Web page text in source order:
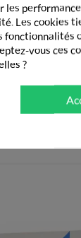
variée
les
Les cookies
fonctionnalités
vous ces
?